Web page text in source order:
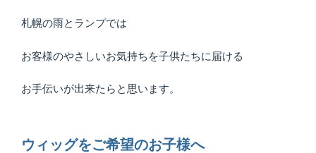
札幌の雨とランプでは
お客様のやさしいお気持ちを子供たちに届ける
お手伝いが出来たらと思います。
ウィッグをご希望のお子様へ